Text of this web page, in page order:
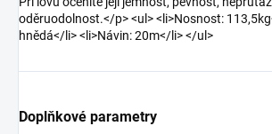
oděruodolnost.</p> <ul> <li>Nosnost:
hnědá</li> <li>Návin: 20m</li> </ul>
Doplňkové parametry